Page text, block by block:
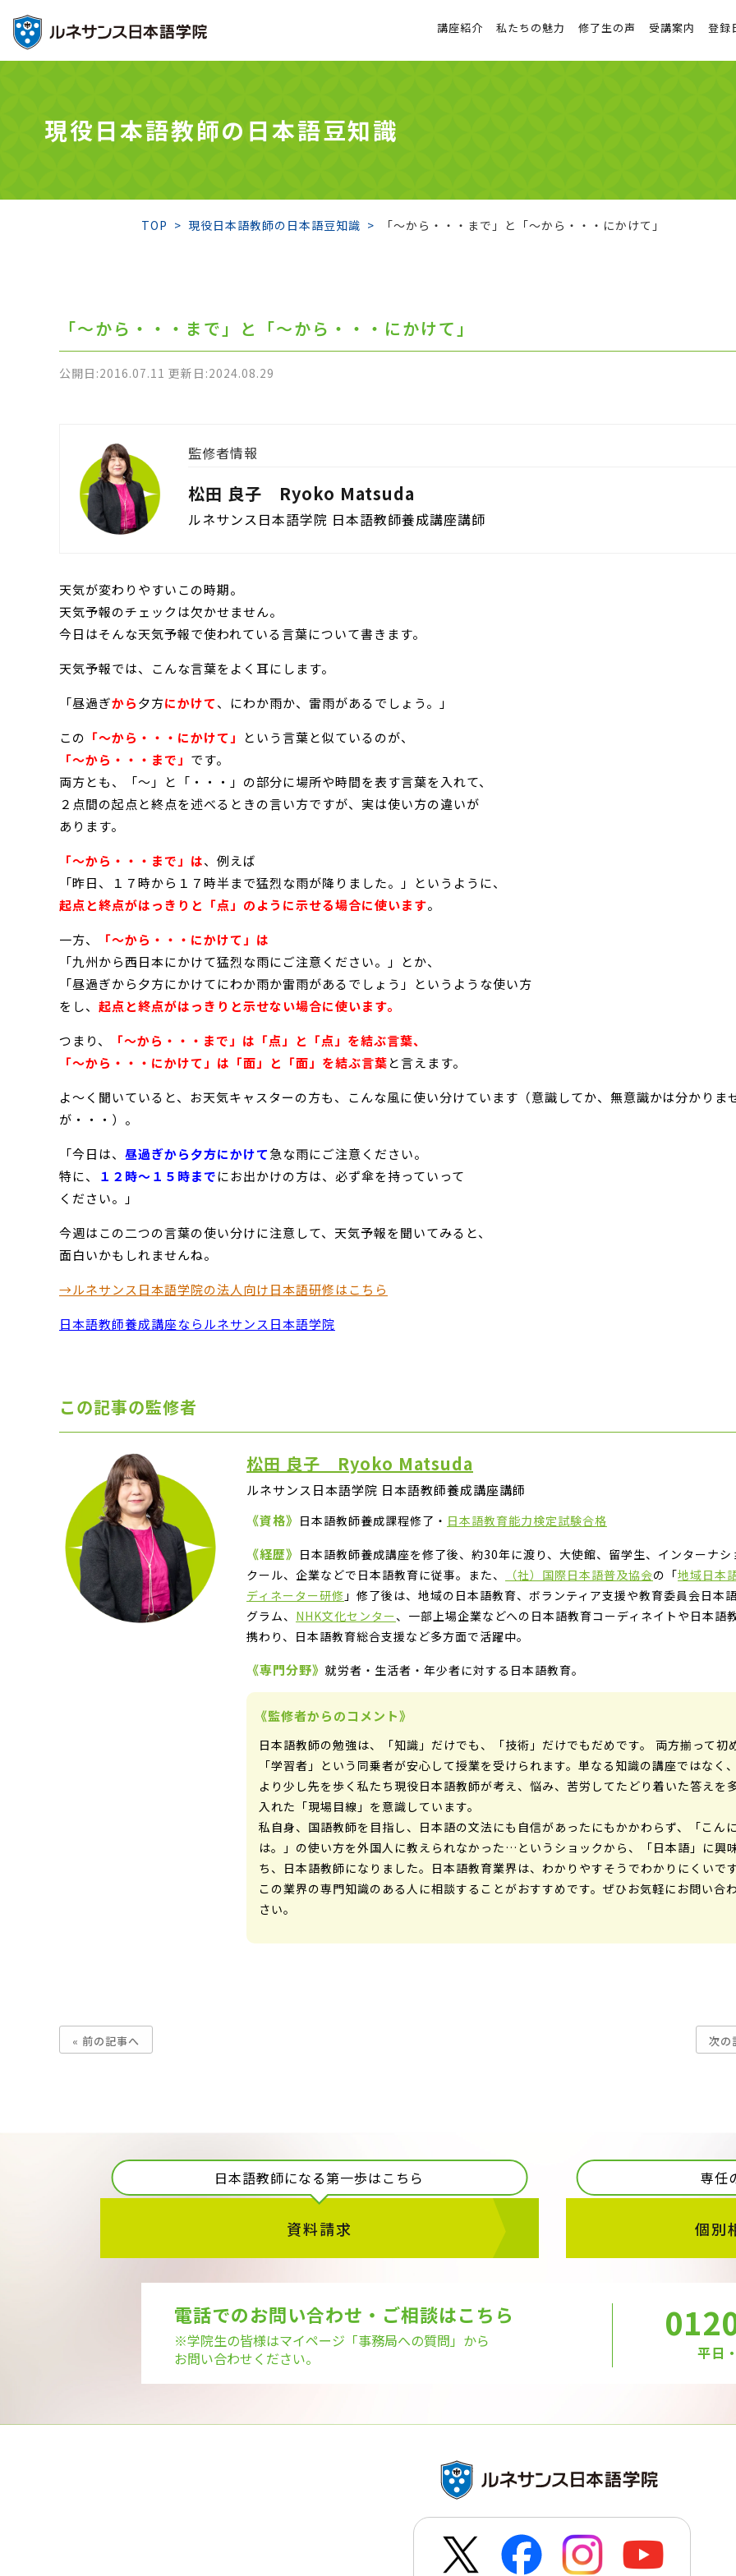
講座紹介 私たちの魅力 修了生の声 受講案内 登録
現役日本語教師の日本語豆知識
TOP 現役日本語教師の日本語豆知識 「～から・・・まで」と「～から・・・にかけて」
「～から・・・まで」と「～から・・・にかけて」
公開日:2016.07.11 更新日:2024.08.29
監修者情報
松田 良子 Ryoko Matsuda
ルネサンス日本語学院 日本語教師養成講座講師
天気が変わりやすいこの時期。
天気予報のチェックは欠かせません。
今日はそんな天気予報で使われている言葉について書きます。
天気予報では、こんな言葉をよく耳にします。
「昼過ぎから夕方にかけて、にわか雨か、雷雨があるでしょう。」
この 「～から・・・にかけて」
という言葉と似ているのが、
「～から・・・まで」 です。
両方とも、「～」と「・・・」の部分に場所や時間を表す言葉を入れて、
２点間の起点と終点を述べるときの言い方ですが、実は使い方の違いが
あります。
「～から・・・まで」は、例えば
「昨日、１７時から１７時半まで猛烈な雨が降りました。」というように、
起点と終点がはっきりと「点」のように示せる場合に使います。
一方、
「～から・・・にかけて」は
「九州から西日本にかけて猛烈な雨にご注意ください。」とか、
「昼過ぎから夕方にかけてにわか雨か雷雨があるでしょう」というような使い方
をし、 起点と終点がはっきりと示せない場合に使います。
つまり、
「～から・・・まで」は「点」と「点」を結ぶ言葉、
「～から・・・にかけて」は「面」と「面」を結ぶ言葉と言えます。
よ～く聞いていると、お天気キャスターの方も、こんな風に使い分けています（意識してか、無意識かは分かりま
が・・・）。
「今日は、 昼過ぎから夕方にかけて急な雨にご注意ください。
特に、
１２時～１５時までにお出かけの方は、必ず傘を持っていって
ください。」
今週はこの二つの言葉の使い分けに注意して、天気予報を聞いてみると、
面白いかもしれませんね。
→ルネサンス日本語学院の法人向け日本語研修はこちら
日本語教師養成講座ならルネサンス日本語学院
この記事の監修者
松田 良子 Ryoko Matsuda
ルネサンス日本語学院 日本語教師養成講座講師
《資格》 日本語教師養成課程修了・ 日本語教育能力検定試験合格
《経歴》 日本語教師養成講座を修了後、約30年に渡り、大使館、留学生、インターナシ
クール、企業などで日本語教育に従事。また、
（社）国際日本語普及協会の「地域日本
ディネーター研修 」修了後は、地域の日本語教育、ボランティア支援や教育委員会日本
グラム、 NHK文化センター、一部上場企業などへの日本語教育コーディネイトや日本語
携わり、日本語教育総合支援など多方面で活躍中。
《専門分野》 就労者・生活者・年少者に対する日本語教育。
《監修者からのコメント》
日本語教師の勉強は、「知識」だけでも、「技術」だけでもだめです。 両方揃って初
「学習者」という同乗者が安心して授業を受けられます。単なる知識の講座ではなく
より少し先を歩く私たち現役日本語教師が考え、悩み、苦労してたどり着いた答えを
入れた「現場目線」を意識しています。
私自身、国語教師を目指し、日本語の文法にも自信があったにもかかわらず、「こん
は。」の使い方を外国人に教えられなかった…というショックから、「日本語」に興
ち、日本語教師になりました。日本語教育業界は、わかりやすそうでわかりにくいです
この業界の専門知識のある人に相談することがおすすめです。ぜひお気軽にお問い合
さい。
« 前の記事へ 次の
日本語教師になる第一歩はこちら
資料請求
専任
個別
電話でのお問い合わせ・ご相談はこちら
※学院生の皆様はマイページ 「事務局への質問」から
お問い合わせください。
平日